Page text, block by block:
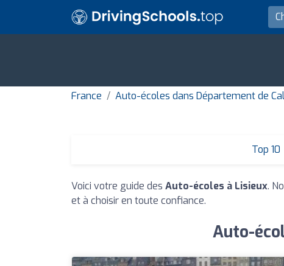
France Auto-écoles dans Département de
Top 10
Voici votre guide des Auto-écoles à Lisieux.
et à choisir en toute confiance.
Auto-